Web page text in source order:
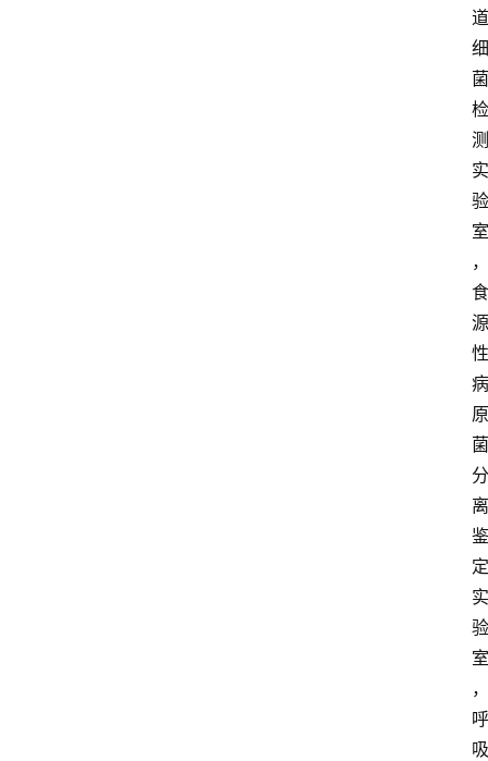
道
细
菌
检
测
实
验
室
，
食
源
性
病
原
菌
分
离
鉴
定
实
验
室
，
呼
吸